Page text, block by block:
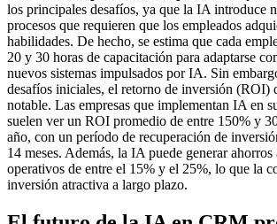
los principales desafíos, ya que la IA introduce
procesos que requieren que los empleados
habilidades. De hecho, se estima que cada
20 y 30 horas de capacitación para adaptarse
nuevos sistemas impulsados por IA. Sin
desafíos iniciales, el retorno de inversión (ROI)
notable. Las empresas que implementan IA en
suelen ver un ROI promedio de entre 150% y
año, con un período de recuperación de
14 meses. Además, la IA puede generar ahorros
operativos de entre el 15% y el 25%, lo que la
inversión atractiva a largo plazo.